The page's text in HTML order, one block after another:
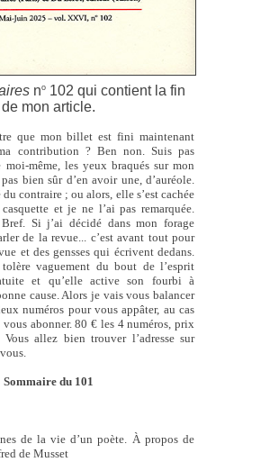
no 102 qui contient la fin
de mon article.
que mon billet est fini maintenant
contribution ? Ben non. Suis pas
même, les yeux braqués sur mon
bien sûr d’en avoir une, d’auréole.
du contraire ; ou alors, elle s’est cachée
et je ne l’ai pas remarquée.
Si j’ai décidé dans mon forage
de la revue... c’est avant tout pour
et des gensses qui écrivent dedans.
vaguement du bout de l’esprit
et qu’elle active son fourbi à
cause. Alors je vais vous balancer
numéros pour vous appâter, au cas
abonner. 80 € les 4 numéros, prix
allez bien trouver l’adresse sur
Sommaire du 101
de la vie d’un poète. À propos de
de Musset